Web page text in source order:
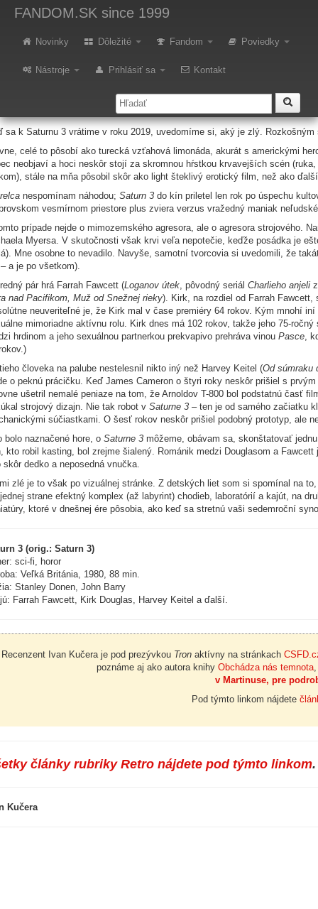
FANDOM.SK since 1999
Novinky Dôležité Fandom Poviedky
Nástroje Prihlásiť sa Kontakt
Saturn 3
vs.MichaelKirk Douglas.
ne nejako detailne nespomínate. Hlboko vám utkveli v pamäti, napríklad
sa k Saturnu 3 vrátime v roku 2019, uvedomíme si, aký je zlý.
celé to pôsobí ako turecká vzťahová limonáda, akurát s americkými
neobjaví a hoci neskôr stojí za skromnou hŕstkou krvavejších scén
stále na mňa pôsobil skôr ako light šteklivý erotický film, než ako
nespomínam náhodou; Saturn 3 do kín priletel len rok po úspechu
vesmírnom priestore plus zviera verzus vražedný maniak
prípade nejde o mimozemského agresora, ale o agresora strojového.
Myersa. V skutočnosti však krvi veľa nepotečie, keďže posádka je
Mne osobne to nevadilo. Navyše, samotní tvorcovia si uvedomili, že
a je po všetkom).
pár hrá Farrah Fawcett (Loganov útek, pôvodný seriál Charlieho anjeli
nad Pacifikom, Muž od Snežnej rieky). Kirk, na rozdiel od Farrah
neuveriteľné je, že Kirk mal v čase premiéry 64 rokov. Kým mnohí
mimoriadne aktívnu rolu. Kirk dnes má 102 rokov, takže jeho 75-
hrdinom a jeho sexuálnou partnerkou prekvapivo prehráva vinou Pasce,
človeka na palube nestelesnil nikto iný než Harvey Keitel (Od súmraku
o peknú prácičku. Keď James Cameron o štyri roky neskôr prišiel s prvým
ušetril nemalé peniaze na tom, že Arnoldov T-800 bol podstatnú časť
strojový dizajn. Nie tak robot v Saturne 3 – ten je od samého začiatku
súčiastkami. O šesť rokov neskôr prišiel podobný prototyp, ale
bolo naznačené hore, o Saturne 3 môžeme, obávam sa, skonštatovať
kto robil kasting, bol zrejme šialený. Románik medzi Douglasom a
skôr dedko a neposedná vnučka.
zlé je to však po vizuálnej stránke. Z detských liet som si spomínal na
strane efektný komplex (až labyrint) chodieb, laboratórií a kajút, na
ktoré v dnešnej ére pôsobia, ako keď sa stretnú vaši sedemroční
3 (orig.: Saturn 3)
sci-fi, horor
Veľká Británia, 1980, 88 min.
Stanley Donen, John Barry
Farrah Fawcett, Kirk Douglas, Harvey Keitel a ďalší.
Recenzent Ivan Kučera je pod prezývkou Tron aktívny na stránkach
poznáme aj ako autora knihy Obchádza nás temnota,
v Martinuse, pre
Pod týmto linkom nájdete
články rubriky Retro nájdete pod týmto linkom.
Kučera